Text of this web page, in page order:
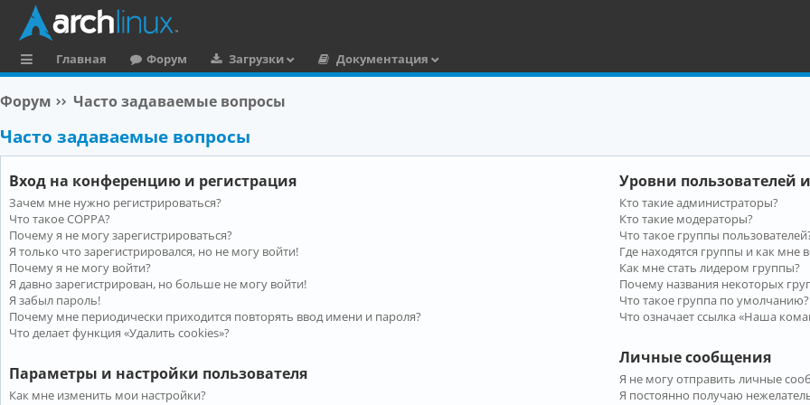
ы
л
Главная Форум Загрузки
Документация
Форум Часто задаваемые вопросы
Часто задаваемые вопросы
Вход на конференцию и регистрация
Зачем мне нужно регистрироваться?
Что такое COPPA?
Почему я не могу зарегистрироваться?
Я только что зарегистрировался, но не могу войти!
Почему я не могу войти?
Я давно зарегистрирован, но больше не могу войти!
Я забыл пароль!
Почему мне периодически приходится повторять ввод имени и пароля?
Что делает функция «Удалить cookies»?
Параметры и настройки пользователя
Как мне изменить мои настройки?
Уровни пользователей
Кто такие администраторы?
Кто такие модераторы?
Что такое группы
Где находятся группы и как мне
Как мне стать лидером группы?
Почему названия некоторых
Что такое группа по умолчанию?
Что означает ссылка «Наша
Личные сообщения
Я не могу отправить личные
Я постоянно получаю